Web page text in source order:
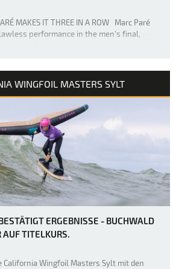
MAKES IT THREE IN A ROW Marc Paré
performance in the men's final,
WINGFOIL MASTERS SYLT
ERGEBNISSE - BUCHWALD
AUF TITELKURS.
California Wingfoil Masters Sylt mit den